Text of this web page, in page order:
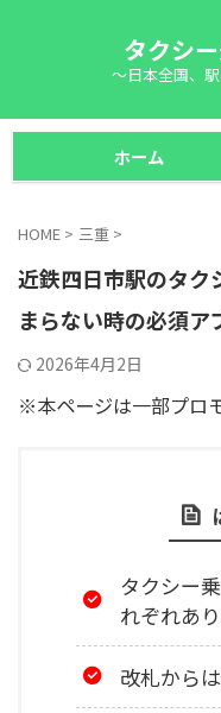
タクシ
～日本全国、
ホーム
HOME > 三重 >
近鉄四日市駅のタク
まらない時の必須ア
2026年4月2日
※本ページは一部プロ
タクシー
れぞれあ
改札から